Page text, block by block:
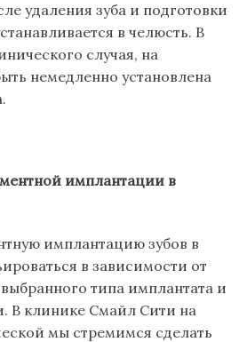
удаления зуба и подготовки
в челюсть. В
случая, на
немедленно установлена
.
имплантации в
имплантацию зубов в
в зависимости от
типа имплантата и
В клинике Смайл Сити на
мы стремимся сделать